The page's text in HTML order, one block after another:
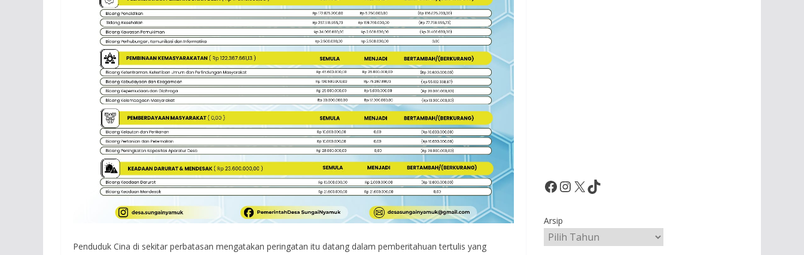
Penduduk Cina di sekitar perbatasan mengatakan peringatan itu datang dalam pemberitahuan tertulis yang
Facebook InstagramX TikTok
Arsip